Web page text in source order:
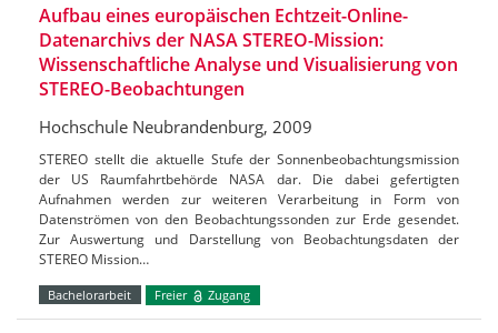
Aufbau eines europäischen Echtzeit-Online-
Datenarchivs der NASA STEREO-Mission:
Wissenschaftliche Analyse und Visualisierung von
STEREO-Beobachtungen
Hochschule Neubrandenburg, 2009
STEREO stellt die aktuelle Stufe der Sonnenbeobachtungsmission
der US Raumfahrtbehörde NASA dar. Die dabei gefertigten
Aufnahmen werden zur weiteren Verarbeitung in Form von
Datenströmen von den Beobachtungssonden zur Erde gesendet.
Zur Auswertung und Darstellung von Beobachtungsdaten der
STEREO Mission…
Bachelorarbeit Freier Zugang